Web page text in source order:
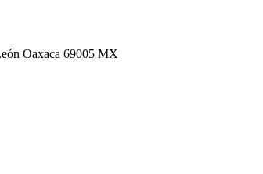
Oaxaca 69005 MX